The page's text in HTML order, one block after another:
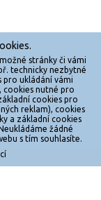
zakázáno.
stránky či vámi
technicky nezbytné
pro ukládání vámi
cookies nutné pro
cookies pro
reklam), cookies
a základní cookies
žádné
s tím souhlasíte.